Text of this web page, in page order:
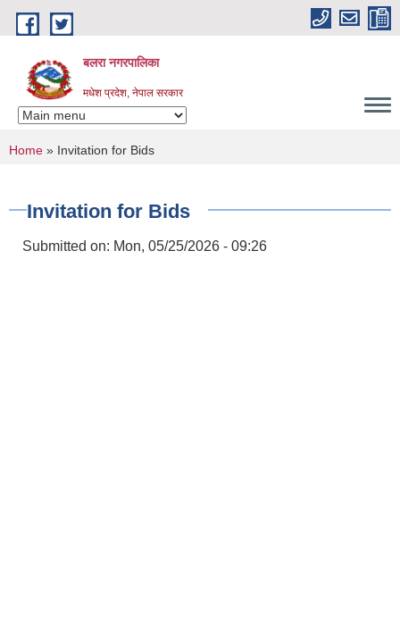
Skip to main content
बलरा नगरपालिका
मधेश प्रदेश, नेपाल सरकार
You are here
Home » Invitation for Bids
Invitation for Bids
Submitted on: Mon, 05/25/2026 - 09:26